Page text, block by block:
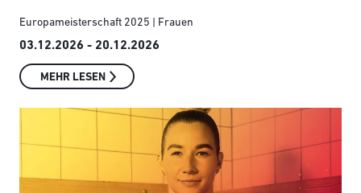
Europameisterschaft 2025 | Frauen
03.12.2026 - 20.12.2026
MEHR LESEN